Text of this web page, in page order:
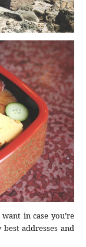
in case you’re
addresses and